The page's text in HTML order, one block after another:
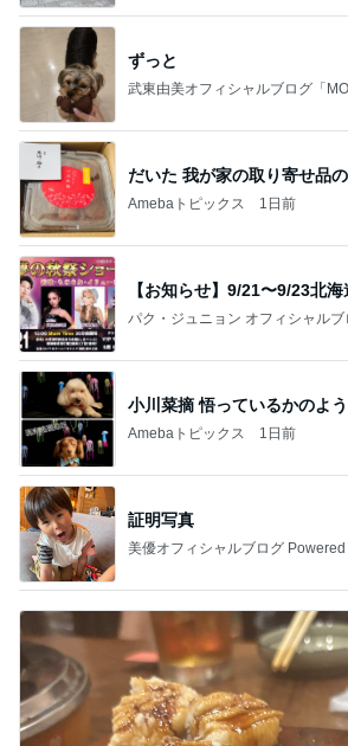
ずっと
武東由美オフィシャルブログ「
だいた 我が家の取り寄せ品
Amebaトピックス 1日前
【お知らせ】9/21〜9/23北
パク・ジュニョン オフィシャル
小川菜摘 悟っているかのよ
Amebaトピックス 1日前
証明写真
美優オフィシャルブログ